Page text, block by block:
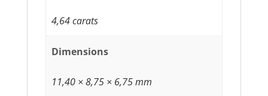
4,64 carats
Dimensions
11,40 × 8,75 × 6,75 mm